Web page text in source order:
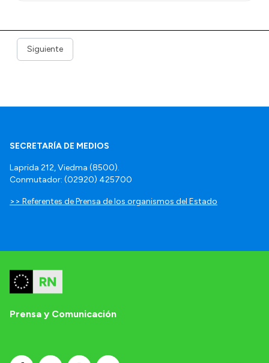
Siguiente
SECRETARÍA DE MEDIOS
Laprida 212, Viedma (8500).
Conmutador: (02920) 425700
>> Referentes de Prensa de los organismos del Estado
Prensa y Comunicación